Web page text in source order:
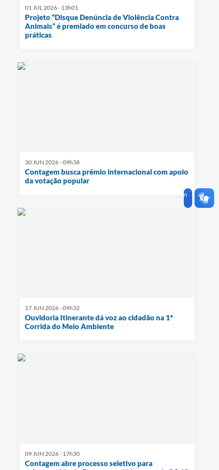
01 JUL 2026 - 13h01
Projeto “Disque Denúncia de Violência Contra
Animais” é premiado em concurso de boas
práticas
30 JUN 2026 - 09h38
Contagem busca prêmio internacional com apoio
da votação popular
17 JUN 2026 - 09h32
Ouvidoria Itinerante dá voz ao cidadão na 1ª
Corrida do Meio Ambiente
09 JUN 2026 - 17h30
Contagem abre processo seletivo para